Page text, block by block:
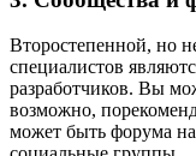
Второстепенной, но
специалистов
разработчиков. Вы
возможно,
может быть форума